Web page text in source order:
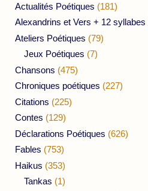
Actualités Poétiques (181)
Alexandrins et Vers + 12 syllabes
Ateliers Poétiques (79)
Jeux Poétiques (7)
Chansons (475)
Chroniques poétiques (227)
Citations (225)
Contes (129)
Déclarations Poétiques (626)
Fables (753)
Haikus (353)
Tankas (1)